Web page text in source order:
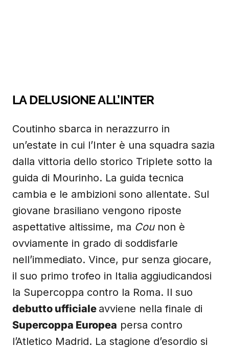
LA DELUSIONE ALL’INTER
Coutinho sbarca in nerazzurro in
un’estate in cui l’Inter è una squadra sazia
dalla vittoria dello storico Triplete sotto la
guida di Mourinho. La guida tecnica
cambia e le ambizioni sono allentate. Sul
giovane brasiliano vengono riposte
aspettative altissime, ma Cou non è
ovviamente in grado di soddisfarle
nell’immediato. Vince, pur senza giocare,
il suo primo trofeo in Italia aggiudicandosi
la Supercoppa contro la Roma. Il suo
debutto ufficiale avviene nella finale di
Supercoppa Europea persa contro
l’Atletico Madrid. La stagione d’esordio si